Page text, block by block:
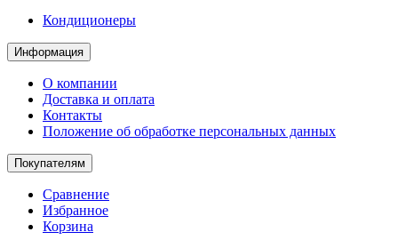
Кондиционеры
Информация
О компании
Доставка и оплата
Контакты
Положение об обработке персональных данных
Покупателям
Сравнение
Избранное
Корзина